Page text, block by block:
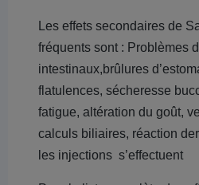
Les effets secondaires de
fréquents sont : Problèmes
intestinaux,brûlures
flatulences, sécheresse
fatigue, altération du goût,
calculs biliaires, réaction
les injections s’effectuent